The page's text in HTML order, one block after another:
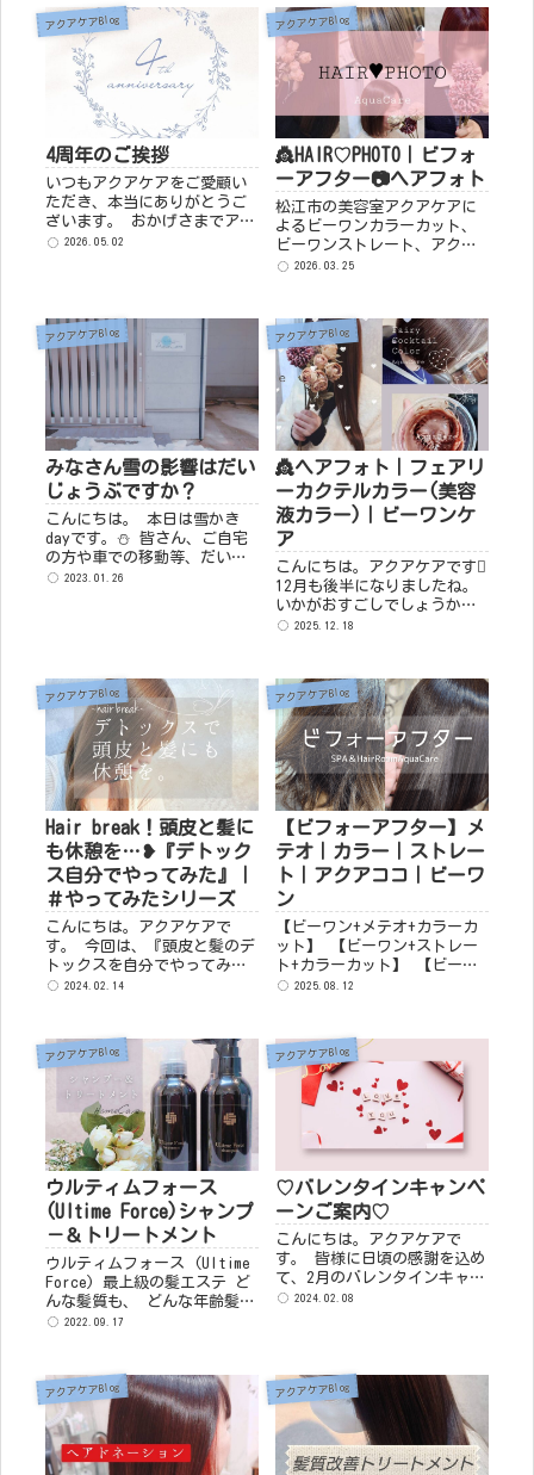
例をお届けします。SPA＆
HairRoom AquaCare｜アクア
ケア。
アクアケアBlog
4周年のご挨拶
いつもアクアケアをご愛顧い
ただき、本当にありがとうご
ざいます。 おかげさまでアク
アケアはこの5月で4周年を迎
けてくださる皆さま、関わっ
てく...
2026.05.02
アクアケアBlog
👸HAIR♡PHOTO｜ビフォ
ーアフター📷ヘアフォト
松江市の美容室アクアケアに
よるビーワンカラーカット、
ビーワンストレート、アクア
ココの施術実例をご紹介。頭
す。
2026.03.25
アクアケアBlog
みなさん雪の影響はだい
じょうぶですか？
こんにちは。 本日は雪かき
dayです。⛄ 皆さん、ご自宅
の方や車での移動等、だいじ
ょうぶですか？ 店舗前の道路
2023.01.26
アクアケアBlog
👸ヘアフォト｜フェアリ
ーカクテルカラー(美容
液カラー)｜ビーワンケ
ア
こんにちは。アクアケアです
12月も後半になりましたね。
いかがおすごしでしょうか？
今月、21日頃にちょっとした
で報告させてい...
2025.12.18
アクアケアBlog
Hair break！頭皮と髪に
も休憩を…❥『デトック
ス自分でやってみた』｜
＃やってみたシリーズ
こんにちは。アクアケアで
す。 今回は、『頭皮と髪のデ
トックスを自分でやってみ
た』のご報告です。 最近、乾
と、コンディションがひじょ
～によくなかったので、...
2024.02.14
アクアケアBlog
【ビフォーアフター】メ
テオ｜カラー｜ストレー
ト｜アクアココ｜ビーワ
ン
【ビーワン+メテオ+カラーカ
ット】 【ビーワン+ストレー
ト+カラーカット】 【ビーワ
ン+ストレート】 【ビーワン
2025.08.12
アクアケアBlog
ウルティムフォース
(Ultime Force)シャンプ
－＆トリートメント
ウルティムフォース (Ultime
Force) 最上級の髪エステ ど
んな髪質も、 どんな年齢髪も
芯から美しくなれる 髪の芯ま
します。ダメージケア...
2022.09.17
アクアケアBlog
♡バレンタインキャンペ
ーンご案内♡
こんにちは。アクアケアで
す。 皆様に日頃の感謝を込め
て、2月のバレンタインキャン
ペーンのお知らせです♪ ♡ヘ
以降の方 全顔￥8,800 ...
2024.02.08
アクアケアBlog アクアケアBlog